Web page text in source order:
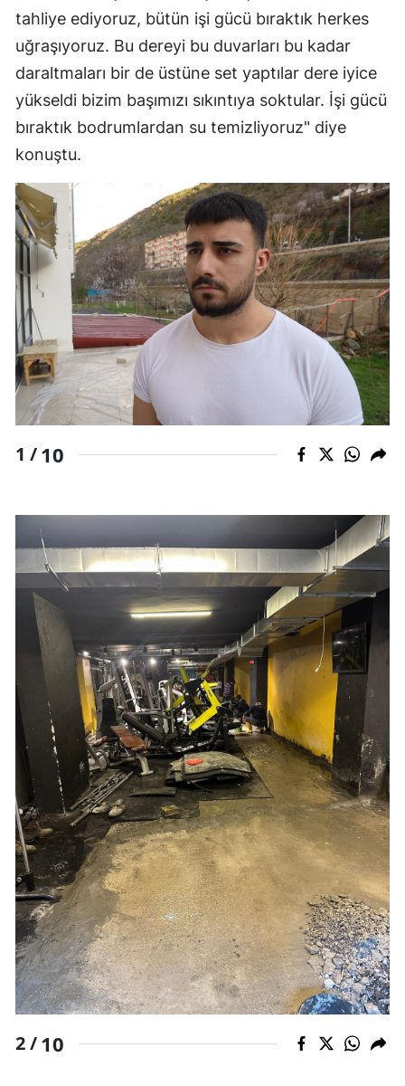
Yalova
Karabük
Kilis
Düzce
tahliye ediyoruz, bütün işi gücü bıraktık herkes
uğraşıyoruz. Bu dereyi bu duvarları bu kadar
daraltmaları bir de üstüne set yaptılar dere iyice
yükseldi bizim başımızı sıkıntıya soktular. İşi gücü
bıraktık bodrumlardan su temizliyoruz" diye
konuştu.
1 /10
2 /10